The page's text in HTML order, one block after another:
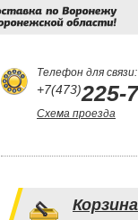
Телефон для связи:
+7(473)225-
Схема проезда
Корзина